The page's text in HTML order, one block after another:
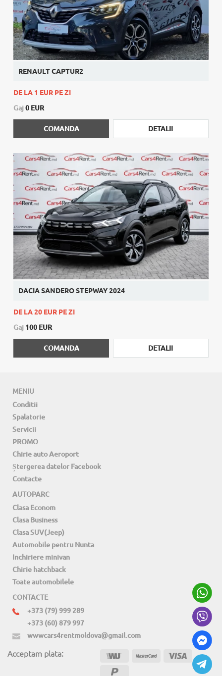
RENAULT CAPTUR2
DE LA 1 EUR PE ZI
Gaj 0 EUR
COMANDA DETALII
DACIA SANDERO STEPWAY 2024
DE LA 20 EUR PE ZI
Gaj 100 EUR
COMANDA DETALII
MENIU
Conditii
Spalatorie
Servicii
PROMO
Chirie auto Aeroport
Ștergerea datelor Facebook
Contacte
AUTOPARC
Clasa Econom
Clasa Business
Clasa SUV(Jeep)
Automobile pentru Nunta
Inchiriere minivan
Chirie hatchback
Toate automobilele
CONTACTE
+373 (79) 999 289
+373 (60) 879 997
wwwcars4rentmoldova@gmail.com
Acceptam plata: